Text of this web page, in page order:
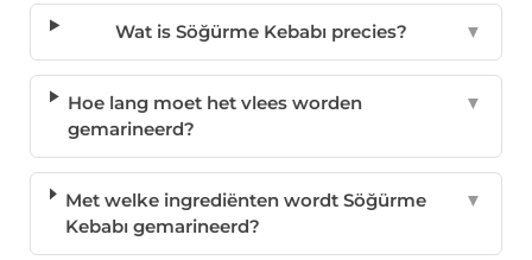
Wat is Söğürme Kebabı precies? ▼
Hoe lang moet het vlees worden
gemarineerd?
▼
Met welke ingrediënten wordt Söğürme
Kebabı gemarineerd?
▼